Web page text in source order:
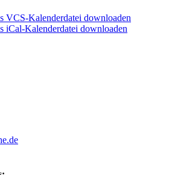
VCS-Kalenderdatei downloaden
iCal-Kalenderdatei downloaden